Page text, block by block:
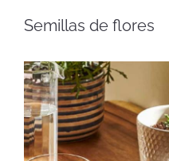
Semillas de flores